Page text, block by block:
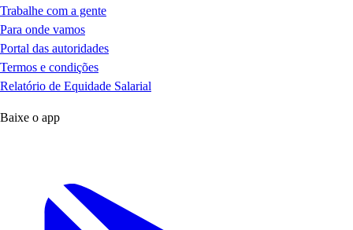
Trabalhe com a gente
Para onde vamos
Portal das autoridades
Termos e condições
Relatório de Equidade Salarial
Baixe o app